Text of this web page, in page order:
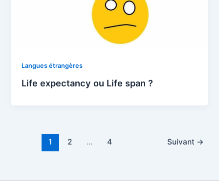
Langues étrangères
Life expectancy ou Life span ?
1 2 … 4 Suivant →